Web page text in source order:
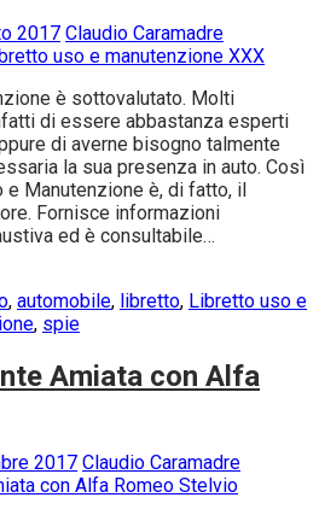
2017 Claudio Caramadre
è sottovalutato. Molti
di essere abbastanza esperti
di averne bisogno talmente
la sua presenza in auto. Così
Manutenzione è, di fatto, il
Fornisce informazioni
ed è consultabile…
, automobile, libretto, Libretto uso e
, spie
Amiata con Alfa
2017 Claudio Caramadre